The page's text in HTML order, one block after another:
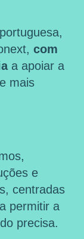
com
a apoiar a
mais
e
centradas
permitir a
precisa.